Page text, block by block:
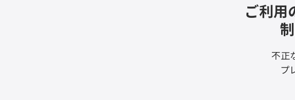
ご利用
不正
プ